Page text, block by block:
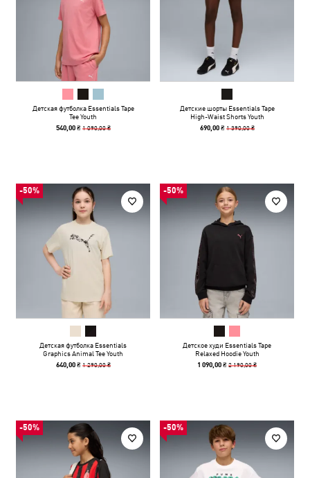
Детская футболка Essentials Tape
Tee Youth
540,00 ₴ 1 090,00 ₴
Детские шорты Essentials Tape
High-Waist Shorts Youth
690,00 ₴ 1 390,00 ₴
-50%
Детская футболка Essentials
Graphics Animal Tee Youth
640,00 ₴ 1 290,00 ₴
-50%
Детское худи Essentials Tape
Relaxed Hoodie Youth
1 090,00 ₴2 190,00 ₴
-50% -50%